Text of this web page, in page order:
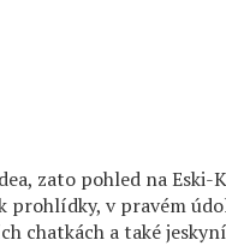
zato pohled na Eski-
prohlídky, v pravém
chatkách a také